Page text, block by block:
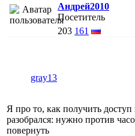
Андрей2010
Посетитель
203 161
gray13
Я про то, как получить
разобрался: нужно против
повернуть